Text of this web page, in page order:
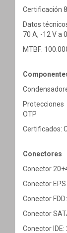
Certificación
Datos
70 A, -12 V a
MTBF:
Protecciones
OTP
Certificados:
Conectores
Conector
Conector
Conector FDD:
Conector
Conector IDE: